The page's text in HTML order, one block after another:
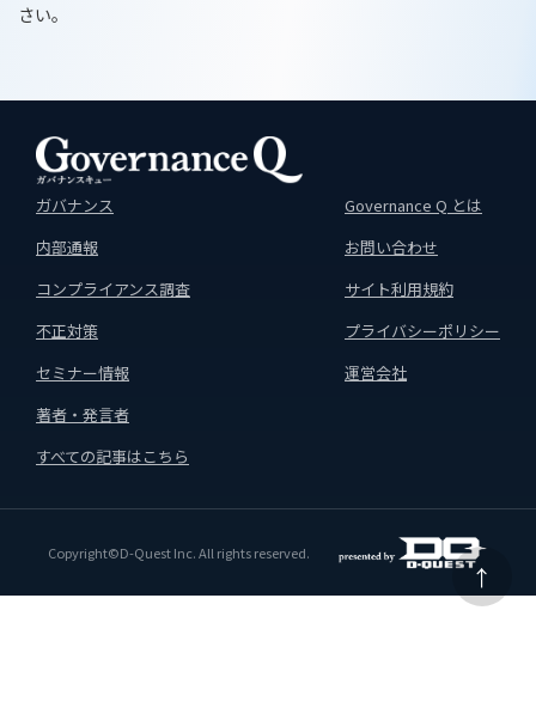
さい。
↑
ガバナンス
内部通報
コンプライアンス調査
不正対策
セミナー情報
著者・発言者
すべての記事はこちら
Governance Q とは
お問い合わせ
サイト利用規約
プライバシーポリシー
運営会社
Copyright©D-Quest Inc. All rights reserved.